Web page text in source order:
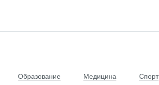
Образование Медицина Спорт